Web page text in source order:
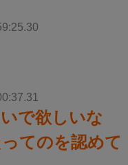
で欲しいな
てのを認めて